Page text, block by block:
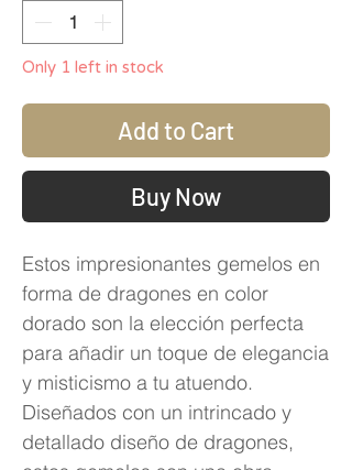
Only 1 left in stock
Add to Cart
Buy Now
Estos impresionantes gemelos en
forma de dragones en color
dorado son la elección perfecta
para añadir un toque de elegancia
y misticismo a tu atuendo.
Diseñados con un intrincado y
detallado diseño de dragones,